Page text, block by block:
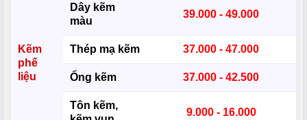
Kẽm
phế
liệu
Dây kẽm
màu
39.000 - 49.000
Thép mạ kẽm 37.000 - 47.000
Ống kẽm 37.000 - 42.500
Tôn kẽm,
9.000 - 16.000